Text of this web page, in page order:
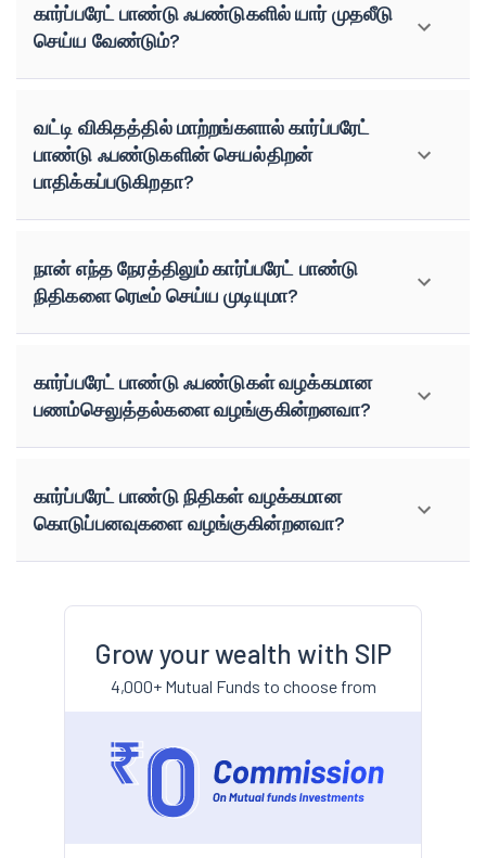
கார்ப்பரேட் பாண்டு ஃபண்டுகளில் யார் முதலீடு
செய்ய வேண்டும்?
வட்டி விகிதத்தில் மாற்றங்களால் கார்ப்பரேட்
பாண்டு ஃபண்டுகளின் செயல்திறன்
பாதிக்கப்படுகிறதா?
நான் எந்த நேரத்திலும் கார்ப்பரேட் பாண்டு
நிதிகளை ரெடீம் செய்ய முடியுமா?
கார்ப்பரேட் பாண்டு ஃபண்டுகள் வழக்கமான
பணம்செலுத்தல்களை வழங்குகின்றனவா?
கார்ப்பரேட் பாண்டு நிதிகள் வழக்கமான
கொடுப்பனவுகளை வழங்குகின்றனவா?
Grow your wealth with SIP
4,000+ Mutual Funds to choose from